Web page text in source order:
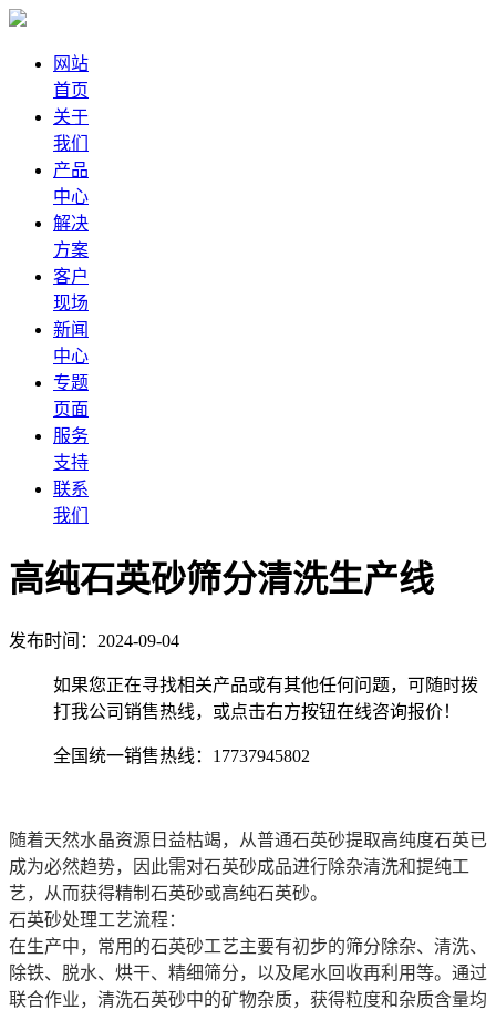
网站
首页
关于
我们
产品
中心
解决
方案
客户
现场
新闻
中心
专题
页面
服务
支持
联系
我们
高纯石英砂筛分清洗生产线
发布时间：2024-09-04
如果您正在寻找相关产品或有其他任何问题，可随时拨
打我公司销售热线，或点击右方按钮在线咨询报价！
全国统一销售热线： 17737945802
随着天然水晶资源日益枯竭，从普通石英砂提取高纯度石英已
成为必然趋势，因此需对石英砂成品进行除杂清洗和提纯工
艺，从而获得精制石英砂或高纯石英砂。
石英砂处理工艺流程：
在生产中，常用的石英砂工艺主要有初步的筛分除杂、清洗、
除铁、脱水、烘干、精细筛分，以及尾水回收再利用等。通过
联合作业，清洗石英砂中的矿物杂质，获得粒度和杂质含量均